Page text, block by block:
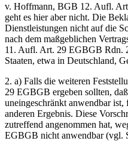
v. Hoffmann, BGB 12. Aufl.
geht es hier aber nicht. Die
Dienstleistungen nicht auf die
nach dem maßgeblichen
11. Aufl. Art. 29 EGBGB Rdn.
Staaten, etwa in Deutschland,
2. a) Falls die weiteren
29 EGBGB ergeben sollten,
uneingeschränkt anwendbar
anderen Ergebnis. Diese
zutreffend angenommen hat,
EGBGB nicht anwendbar (vgl.